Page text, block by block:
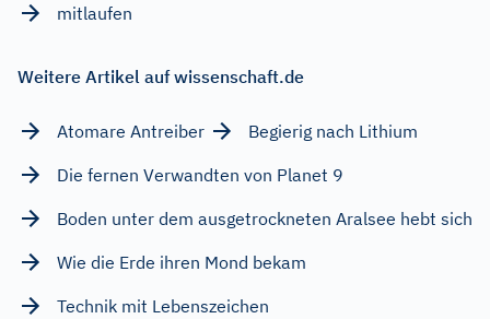
mitlaufen
Weitere Artikel auf wissenschaft.de
Atomare Antreiber
Begierig nach Lithium
Die fernen Verwandten von Planet 9
Boden unter dem ausgetrockneten Aralsee hebt sich
Wie die Erde ihren Mond bekam
Technik mit Lebenszeichen